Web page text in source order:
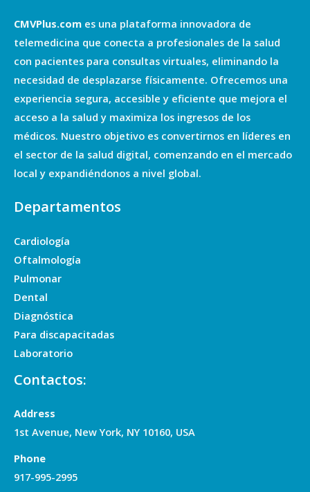
CMVPlus.com es una plataforma innovadora de
telemedicina que conecta a profesionales de la salud
con pacientes para consultas virtuales, eliminando la
necesidad de desplazarse físicamente. Ofrecemos una
experiencia segura, accesible y eficiente que mejora el
acceso a la salud y maximiza los ingresos de los
médicos. Nuestro objetivo es convertirnos en líderes en
el sector de la salud digital, comenzando en el mercado
local y expandiéndonos a nivel global.
Departamentos
Cardiología
Oftalmología
Pulmonar
Dental
Diagnóstica
Para discapacitadas
Laboratorio
Contactos:
Address
1st Avenue, New York, NY 10160, USA
Phone
917-995-2995